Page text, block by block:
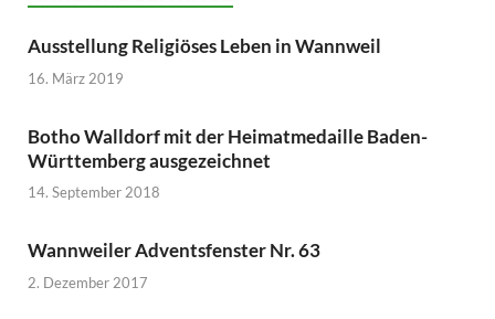
Ausstellung Religiöses Leben in Wannweil
16. März 2019
Botho Walldorf mit der Heimatmedaille Baden-
Württemberg ausgezeichnet
14. September 2018
Wannweiler Adventsfenster Nr. 63
2. Dezember 2017